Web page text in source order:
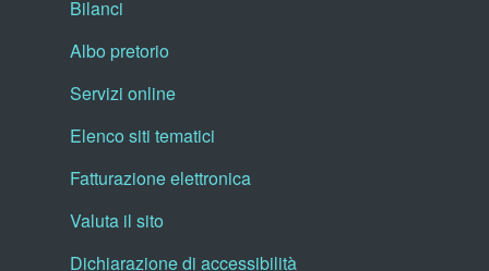
Bilanci
Albo pretorio
Servizi online
Elenco siti tematici
Fatturazione elettronica
Valuta il sito
Dichiarazione di accessibilità